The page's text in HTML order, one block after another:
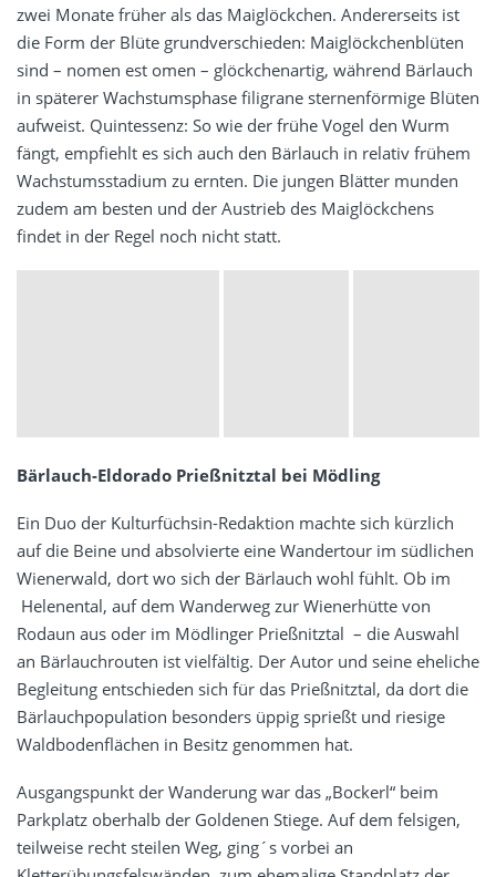
zwei Monate früher als das Maiglöckchen. Andererseits ist
die Form der Blüte grundverschieden: Maiglöckchenblüten
sind – nomen est omen – glöckchenartig, während Bärlauch
in späterer Wachstumsphase filigrane sternenförmige Blüten
aufweist. Quintessenz: So wie der frühe Vogel den Wurm
fängt, empfiehlt es sich auch den Bärlauch in relativ frühem
Wachstumsstadium zu ernten. Die jungen Blätter munden
zudem am besten und der Austrieb des Maiglöckchens
findet in der Regel noch nicht statt.
Bärlauch-Eldorado Prießnitztal bei Mödling
Ein Duo der Kulturfüchsin-Redaktion machte sich kürzlich
auf die Beine und absolvierte eine Wandertour im südlichen
Wienerwald, dort wo sich der Bärlauch wohl fühlt. Ob im
Helenental, auf dem Wanderweg zur Wienerhütte von
Rodaun aus oder im Mödlinger Prießnitztal – die Auswahl
an Bärlauchrouten ist vielfältig. Der Autor und seine eheliche
Begleitung entschieden sich für das Prießnitztal, da dort die
Bärlauchpopulation besonders üppig sprießt und riesige
Waldbodenflächen in Besitz genommen hat.
Ausgangspunkt der Wanderung war das „Bockerl“ beim
Parkplatz oberhalb der Goldenen Stiege. Auf dem felsigen,
teilweise recht steilen Weg, ging´s vorbei an